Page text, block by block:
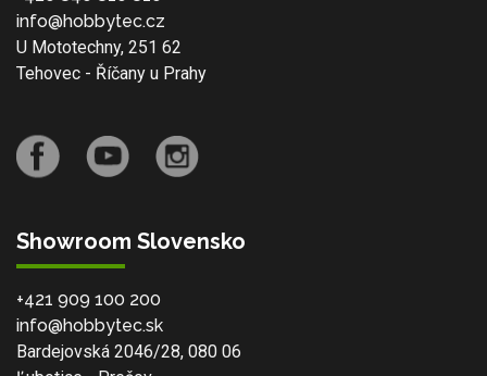
info@hobbytec.cz
U Mototechny, 251 62
Tehovec - Říčany u Prahy
Showroom Slovensko
+421 909 100 200
info@hobbytec.sk
Bardejovská 2046/28, 080 06